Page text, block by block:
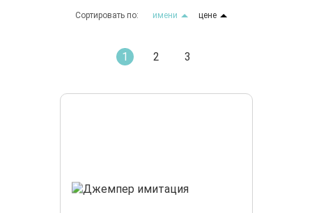
Сортировать по: имени цене
1 2 3